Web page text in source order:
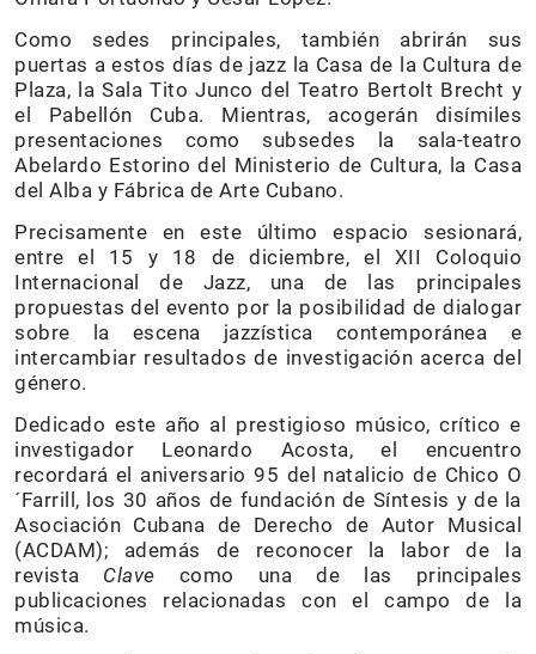
Como sedes principales, también abrirán sus
puertas a estos días de jazz la Casa de la Cultura de
Plaza, la Sala Tito Junco del Teatro Bertolt Brecht y
el Pabellón Cuba. Mientras, acogerán disímiles
presentaciones como subsedes la sala-teatro
Abelardo Estorino del Ministerio de Cultura, la Casa
del Alba y Fábrica de Arte Cubano.
Precisamente en este último espacio sesionará,
entre el 15 y 18 de diciembre, el XII Coloquio
Internacional de Jazz, una de las principales
propuestas del evento por la posibilidad de dialogar
sobre la escena jazzística contemporánea e
intercambiar resultados de investigación acerca del
género.
Dedicado este año al prestigioso músico, crítico e
investigador Leonardo Acosta, el encuentro
recordará el aniversario 95 del natalicio de Chico O
´Farrill, los 30 años de fundación de Síntesis y de la
Asociación Cubana de Derecho de Autor Musical
(ACDAM); además de reconocer la labor de la
revista Clave como una de las principales
publicaciones relacionadas con el campo de la
música.